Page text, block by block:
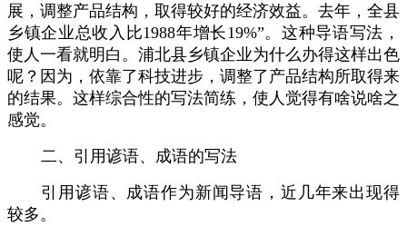
展，调整产品结构，取得较好的经济效益。去年，全县
乡镇企业总收入比1988年增长19%”。这种导语写法，
使人一看就明白。浦北县乡镇企业为什么办得这样出色
呢？因为，依靠了科技进步，调整了产品结构所取得来
的结果。这样综合性的写法简练，使人觉得有啥说啥之
感觉。
二、引用谚语、成语的写法
引用谚语、成语作为新闻导语，近几年来出现得
较多。